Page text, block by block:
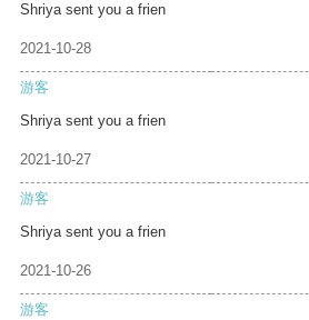
Shriya sent you a frien
2021-10-28
游客
Shriya sent you a frien
2021-10-27
游客
Shriya sent you a frien
2021-10-26
游客